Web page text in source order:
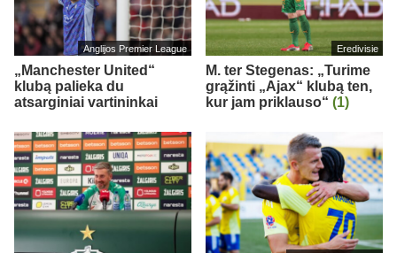
Anglijos Premier League
„Manchester United“
klubą palieka du
atsarginiai vartininkai
Eredivisie
M. ter Stegenas: „Turime
grąžinti „Ajax“ klubą ten,
kur jam priklauso“ (1)